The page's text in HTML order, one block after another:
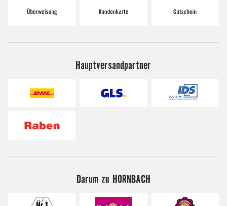
Hauptversandpartner
Darum zu HORNBACH